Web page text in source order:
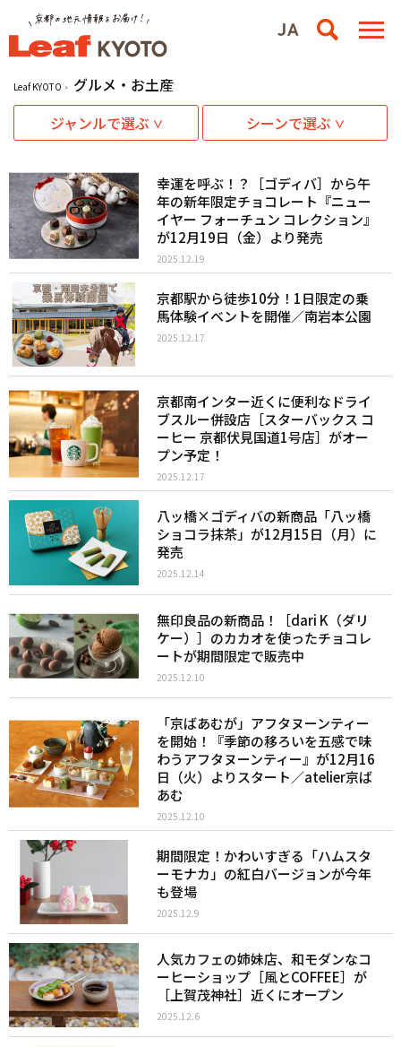
Leaf KYOTO
グルメ・お土産
ジャンルで選ぶ
シーンで選ぶ
幸運を呼ぶ！？［ゴディバ］から午
年の新年限定チョコレート『ニュー
イヤー フォーチュン コレクション』
が12月19日（金）より発売
2025.12.19
京都駅から徒歩10分！1日限定の乗
馬体験イベントを開催／南岩本公園
2025.12.17
京都南インター近くに便利なドライ
ブスルー併設店［スターバックス コ
ーヒー 京都伏見国道1号店］がオー
プン予定！
2025.12.17
八ッ橋×ゴディバの新商品「八ッ橋
ショコラ抹茶」が12月15日（月）に
発売
2025.12.14
無印良品の新商品！［dari K（ダリ
ケー）］のカカオを使ったチョコレ
ートが期間限定で販売中
2025.12.10
「京ばあむが」アフタヌーンティー
を開始！『季節の移ろいを五感で味
わうアフタヌーンティー』が12月16
日（火）よりスタート／atelier京ば
あむ
2025.12.10
期間限定！かわいすぎる「ハムスタ
ーモナカ」の紅白バージョンが今年
も登場
2025.12.9
人気カフェの姉妹店、和モダンなコ
ーヒーショップ［風とCOFFEE］が
［上賀茂神社］近くにオープン
2025.12.6